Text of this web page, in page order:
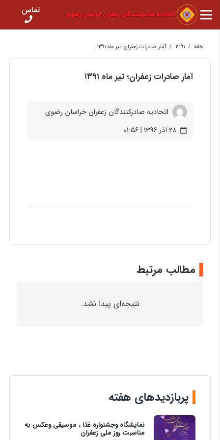
تماس
خانه /
1391
/ آمار صادرات زعفران؛ تیر ماه ۱۳۹۱
آمار صادرات زعفران؛ تیر ماه ۱۳۹۱
اتحادیه صادرکنندگان زعفران خراسان رضوی
calendar_today 28 آذر 1396 | 01:56
مطالب مرتبط
نتیجه‌ای پیدا نشد.
پربازدیدهای هفته
نمایشگاه وجشنواره غذا ، موسیقی وعکس به
مناسبت روز ملی زعفران